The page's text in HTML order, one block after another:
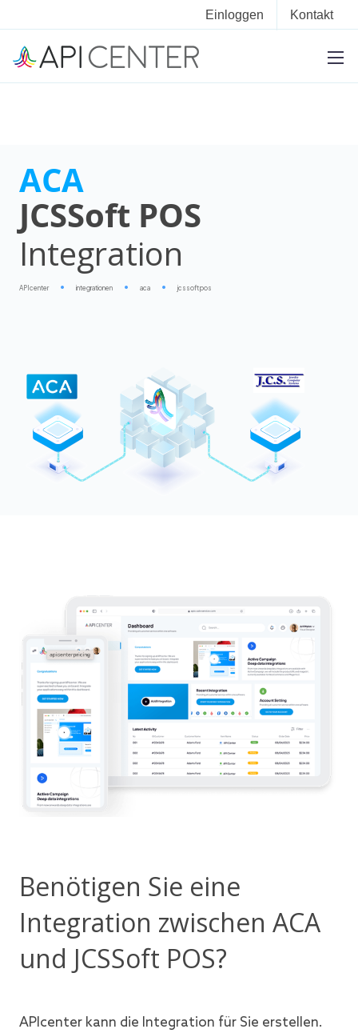
Einloggen Kontakt
ACA
JCSSoft POS
Integration
APIcenter integrationen aca jcssoft pos
Benötigen Sie eine
Integration zwischen ACA
und JCSSoft POS?
APIcenter kann die Integration für Sie erstellen.